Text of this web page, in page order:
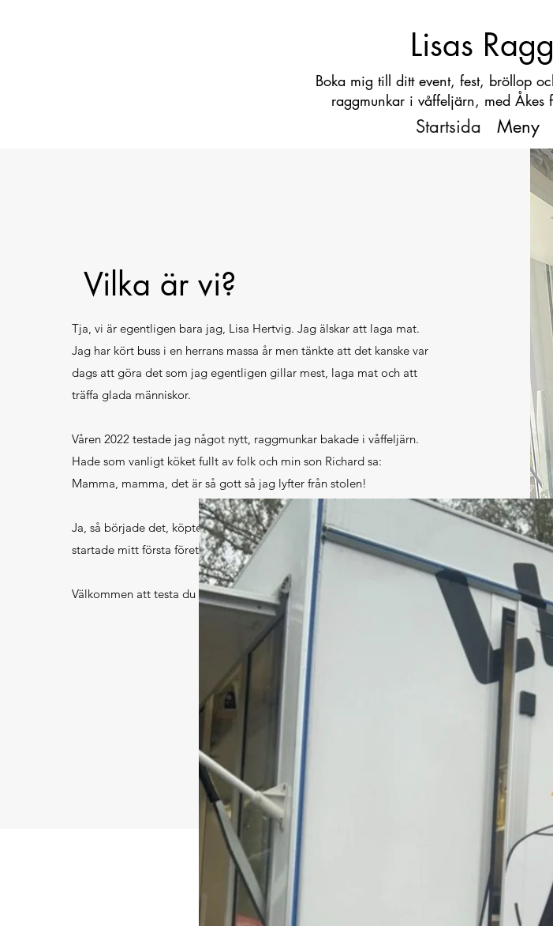
Lisas
Boka mig till ditt event, fest, bröllop
raggmunkar i våffeljärn, med Åkes
Startsida Meny
Vilka är vi?
Tja, vi är egentligen bara jag, Lisa Hertvig. Jag älskar att laga mat.
Jag har kört buss i en herrans massa år men tänkte att det kanske var
dags att göra det som jag egentligen gillar mest, laga mat och att
träffa glada människor.
Våren 2022 testade jag något nytt, raggmunkar bakade i våffeljärn.
Hade som vanligt köket fullt av folk och min son Richard sa:
Mamma, mamma, det är så gott så jag lyfter från stolen!
Ja, så började det, köpte mig en splitter ny matvagn, inredde och
startade mitt första företag någonsin. Nu står jag här . . .
Välkommen att testa du också.